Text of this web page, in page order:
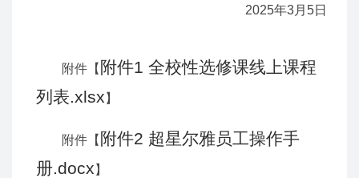
2025年3月5日
附件【 附件1 全校性选修课线上课程
列表.xlsx 】
附件【 附件2 超星尔雅员工操作手
册.docx 】